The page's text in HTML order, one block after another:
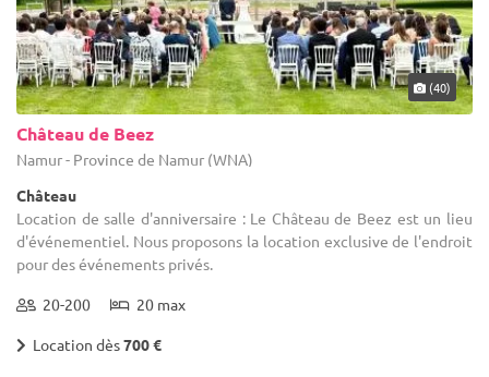
(40)
Château de Beez
Namur - Province de Namur (WNA)
Château
Location de salle d'anniversaire : Le Château de Beez est un lieu
d'événementiel. Nous proposons la location exclusive de l'endroit
pour des événements privés.
20-200 20 max
Location dès700 €